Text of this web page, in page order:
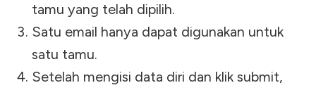
tamu yang telah dipilih.
Satu email hanya dapat digunakan untuk
satu tamu.
Setelah mengisi data diri dan klik submit,